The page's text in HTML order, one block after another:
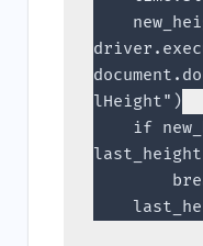
lHeight")